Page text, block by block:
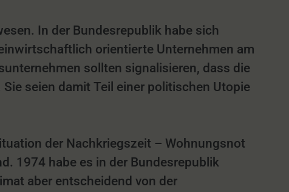
In der Bundesrepublik habe sich
orientierte Unternehmen am
sollten signalisieren, dass die
seien damit Teil einer politischen Utopie
der Nachkriegszeit – Wohnungsnot
1974 habe es in der Bundesrepublik
aber entscheidend von der